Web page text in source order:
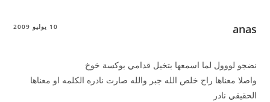
anas 10 يوليو 2009
نضجو لووول لما اسمعها بتخيل قدامي بوكسة خوخ
واصلا معناها راح خلص الله جبر والله صارت نادره الكلمه او معناها
الحقيقي نادر